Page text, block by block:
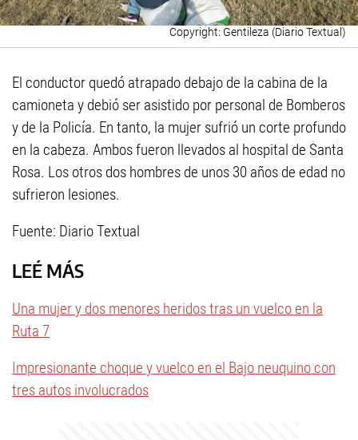
Gentileza (Diario Textual)
El conductor quedó atrapado debajo de la cabina de la
camioneta y debió ser asistido por personal de Bomberos
y de la Policía. En tanto, la mujer sufrió un corte profundo
en la cabeza. Ambos fueron llevados al hospital de Santa
Rosa. Los otros dos hombres de unos 30 años de edad no
sufrieron lesiones.
Fuente: Diario Textual
LEÉ MÁS
Una mujer y dos menores heridos tras un vuelco en la
Ruta 7
Impresionante choque y vuelco en el Bajo neuquino con
tres autos involucrados